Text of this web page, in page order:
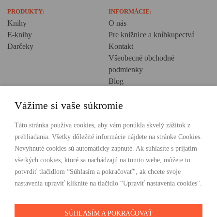
PRODUKTY:
Knihy
E-knihy
Darčeky
INFORMÁCIE:
O nás
Pre knižnice a kníhkupectvá
Kontakt
Všeobecné obchodné
podmienky
Blog
Creative Europe
POHODLNÉ NAKUPOVANIE
Odosielame ihneď nasledujúci pracovný deň
Doprava zdarma už od 49 €
Vážime si vaše súkromie
Táto stránka používa cookies, aby vám ponúkla skvelý zážitok z
prehliadania. Všetky dôležité informácie nájdete na stránke Cookies.
Nevyhnuté cookies sú automaticky zapnuté. Ak súhlasíte s prijatím
všetkých cookies, ktoré sa nachádzajú na tomto webe, môžete to
potvrdiť tlačidlom “Súhlasím a pokračovať", ak chcete svoje
nastavenia upraviť kliknite na tlačidlo “Upraviť nastavenia cookies".
SÚHLASÍM A POKRAČOVAŤ